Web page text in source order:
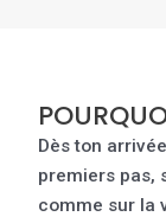
Dès ton
premiers pas,
comme sur la